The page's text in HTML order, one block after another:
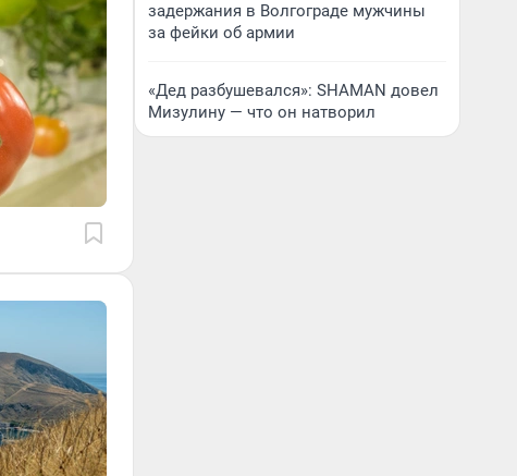
задержания в Волгограде мужчины
за фейки об армии
«Дед разбушевался»: SHAMAN довел
Мизулину — что он натворил